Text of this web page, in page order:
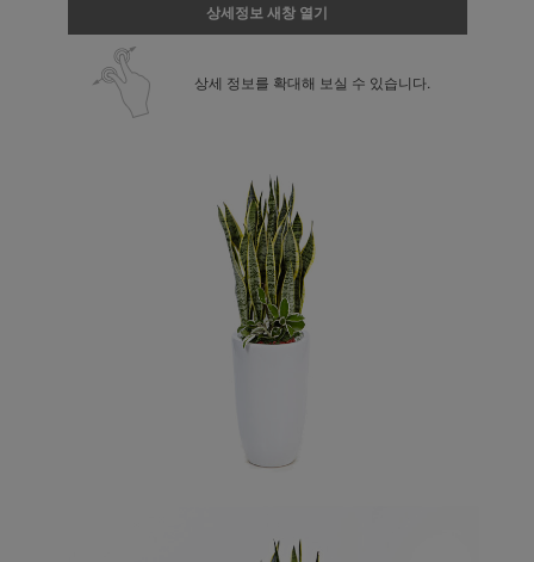
상세정보 새창 열기
상세 정보를 확대해 보실 수 있습니다.